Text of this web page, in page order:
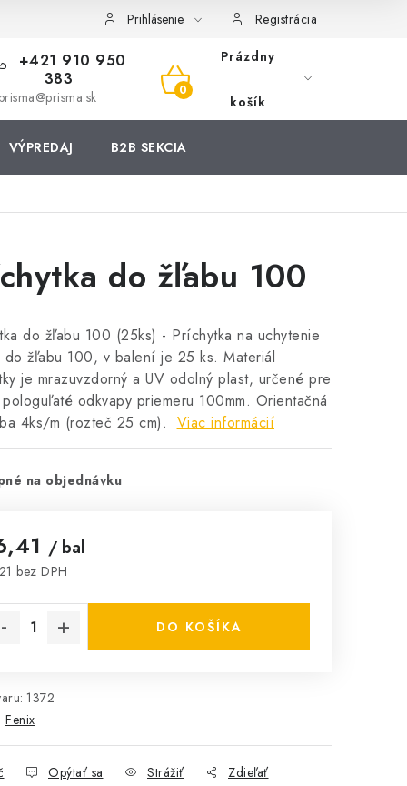
Prihlásenie Registrácia
+421 910 950
383
NÁKUPNÝ
KOŠÍK
Prázdny
košík
VÝPREDAJ B2B SEKCIA
do žľabu 100
do žľabu 100 (25ks) - Príchytka na uchytenie
do žľabu 100, v balení je 25 ks. Materiál
je mrazuvzdorný a UV odolný plast, určené pre
odkvapy priemeru 100mm. Orientačná
4ks/m (rozteč 25 cm). Viac informácií
na objednávku
/ bal
bez DPH
DO KOŠÍKA
1372
Fenix
Opýtať sa Strážiť Zdieľať